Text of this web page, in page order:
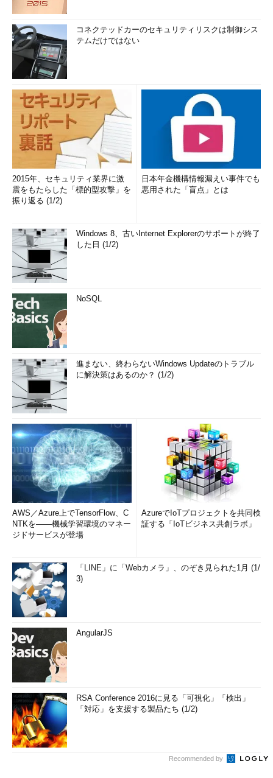
コネクテッドカーのセキュリティリスクは制御シス
テムだけではない
2015年、セキュリティ業界に激
震をもたらした「標的型攻撃」を
振り返る (1/2)
日本年金機構情報漏えい事件でも
悪用された「盲点」とは
Windows 8、古いInternet Explorerのサポートが終了
した日 (1/2)
NoSQL
進まない、終わらないWindows Updateのトラブル
に解決策はあるのか？ (1/2)
AWS／Azure上でTensorFlow、C
NTKを――機械学習環境のマネー
ジドサービスが登場
AzureでIoTプロジェクトを共同検
証する「IoTビジネス共創ラボ」
「LINE」に「Webカメラ」、のぞき見られた1月 (1/
3)
AngularJS
RSA Conference 2016に見る「可視化」「検出」
「対応」を支援する製品たち (1/2)
Recommended by